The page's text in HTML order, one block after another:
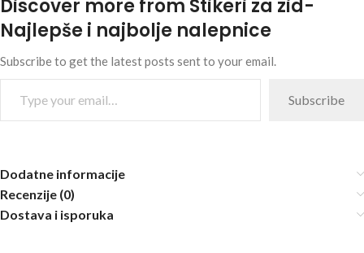
Discover more from Stikeri za zid-
Najlepše i najbolje nalepnice
Subscribe to get the latest posts sent to your email.
Subscribe
Dodatne informacije
Recenzije (0)
Dostava i isporuka